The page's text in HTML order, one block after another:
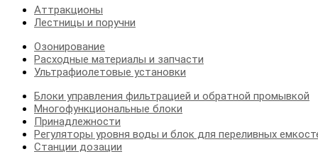
Аттракционы
Лестницы и поручни
Озонирование
Расходные материалы и запчасти
Ультрафиолетовые установки
Блоки управления фильтрацией и обратной промывкой
Многофункциональные блоки
Принадлежности
Регуляторы уровня воды и блок для переливных
Станции дозации